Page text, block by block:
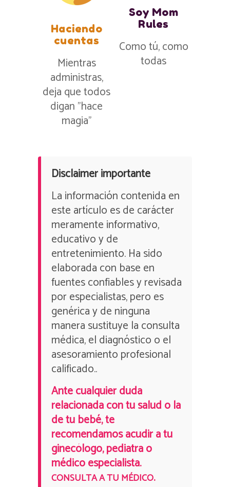
Haciendo
cuentas
Mientras
administras,
deja que todos
digan ”hace
magia”
Soy Mom
Rules
Como tú, como
todas
Disclaimer importante
La información contenida en
este artículo es de carácter
meramente informativo,
educativo y de
entretenimiento. Ha sido
elaborada con base en
fuentes confiables y revisada
por especialistas, pero es
genérica y de ninguna
manera sustituye la consulta
médica, el diagnóstico o el
asesoramiento profesional
calificado..
Ante cualquier duda
relacionada con tu salud o la
de tu bebé, te
recomendamos acudir a tu
ginecólogo, pediatra o
médico especialista.
CONSULTA A TU MÉDICO.